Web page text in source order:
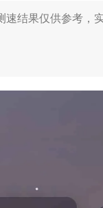
速结果仅供参考，